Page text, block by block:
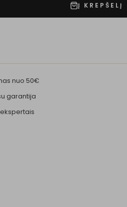
Į KREPŠELĮ
nuo 50€
garantija